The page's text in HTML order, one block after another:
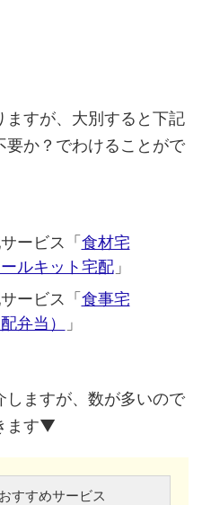
すが、大別すると下記
か？でわけることがで
ービス「食材宅
ルキット宅配」
ービス「食事宅
弁当）
」
しますが、数が多いので
ます▼
おすすめサービス